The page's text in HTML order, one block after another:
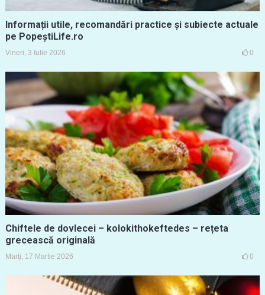
Informații utile, recomandări practice și subiecte actuale
pe PopeștiLife.ro
Vineri, 3 Iulie 2026 0
Chiftele de dovlecei – kolokithokeftedes – rețeta
grecească originală
Marți, 17 Martie 2026 0